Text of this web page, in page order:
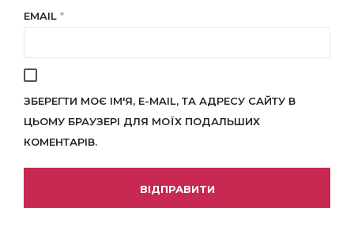
EMAIL *
ЗБЕРЕГТИ МОЄ ІМ'Я, E-MAIL, ТА АДРЕСУ САЙТУ В
ЦЬОМУ БРАУЗЕРІ ДЛЯ МОЇХ ПОДАЛЬШИХ
КОМЕНТАРІВ.